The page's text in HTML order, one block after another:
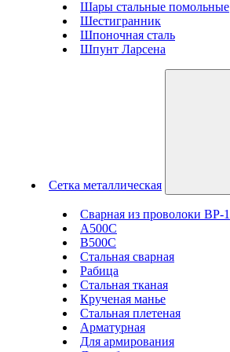
Шары стальные помольные
Шестигранник
Шпоночная сталь
Шпунт Ларсена
Сетка металлическая
Сварная из проволоки ВР-1
А500С
В500С
Стальная сварная
Рабица
Стальная тканая
Крученая манье
Стальная плетеная
Арматурная
Для армирования